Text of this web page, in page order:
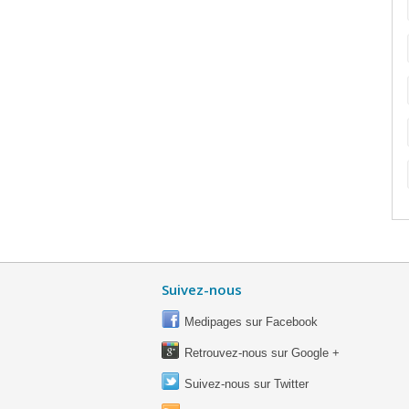
Suivez-nous
Medipages sur Facebook
Retrouvez-nous sur Google +
Suivez-nous sur Twitter